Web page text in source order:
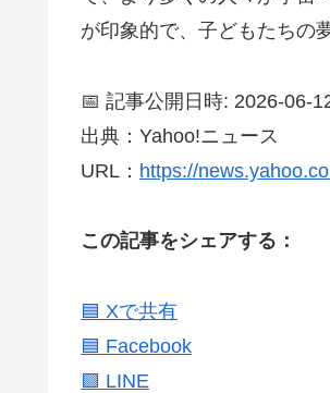
が印象的で、子どもたちの
📅 記事公開日時: 2026-06-
出典：Yahoo!ニュース
URL： https://
この記事をシェアする：
🟦 Xで共有
🟦 Facebook
🟩 LINE